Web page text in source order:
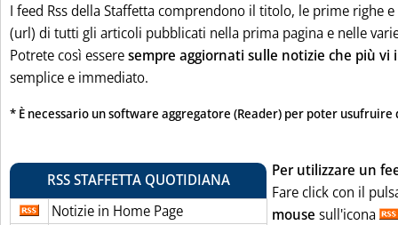
I feed Rss della Staffetta comprendono il titolo, le prime righe
(url) di tutti gli articoli pubblicati nella prima pagina e nelle
Potrete così esseresempre aggiornati sulle notizie che più vi
semplice e immediato.
* È necessario un software aggregatore (Reader) per poter usufruire
RSS STAFFETTA QUOTIDIANA
Notizie in Home Page
Per utilizzare un
Fare click con il
mouse sull'icona